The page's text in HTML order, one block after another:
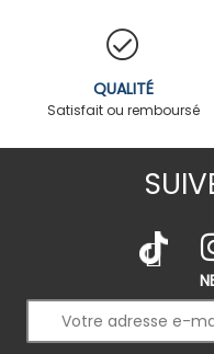
QUALITÉ
Satisfait ou remboursé